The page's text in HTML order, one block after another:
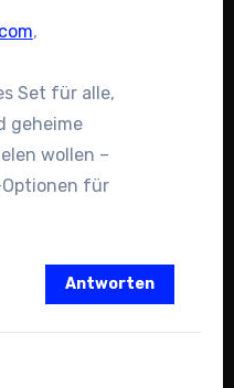
,
Set für alle,
geheime
wollen –
für
Antworten